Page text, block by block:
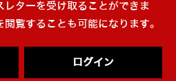
ターを受け取ることができま
覧することも可能になります。
ログイン